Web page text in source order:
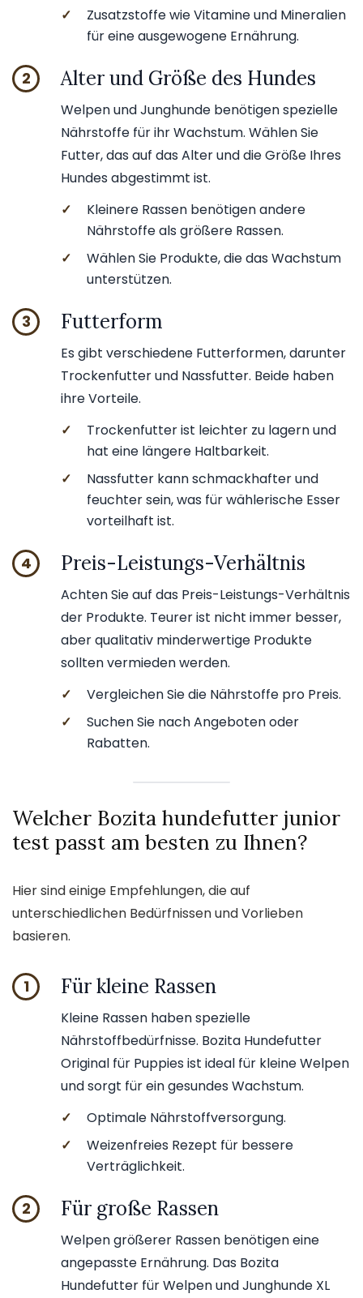
✓
Zusatzstoffe wie Vitamine und Mineralien
für eine ausgewogene Ernährung.
2 Alter und Größe des Hundes
Welpen und Junghunde benötigen spezielle
Nährstoffe für ihr Wachstum. Wählen Sie
Futter, das auf das Alter und die Größe Ihres
Hundes abgestimmt ist.
✓
Kleinere Rassen benötigen andere
Nährstoffe als größere Rassen.
✓
Wählen Sie Produkte, die das Wachstum
unterstützen.
3 Futterform
Es gibt verschiedene Futterformen, darunter
Trockenfutter und Nassfutter. Beide haben
ihre Vorteile.
✓
Trockenfutter ist leichter zu lagern und
hat eine längere Haltbarkeit.
✓
Nassfutter kann schmackhafter und
feuchter sein, was für wählerische Esser
vorteilhaft ist.
4 Preis-Leistungs-Verhältnis
Achten Sie auf das Preis-Leistungs-Verhältnis
der Produkte. Teurer ist nicht immer besser,
aber qualitativ minderwertige Produkte
sollten vermieden werden.
✓
Vergleichen Sie die Nährstoffe pro Preis.
✓
Suchen Sie nach Angeboten oder
Rabatten.
Welcher Bozita hundefutter junior
test passt am besten zu Ihnen?
Hier sind einige Empfehlungen, die auf
unterschiedlichen Bedürfnissen und Vorlieben
basieren.
1 Für kleine Rassen
Kleine Rassen haben spezielle
Nährstoffbedürfnisse. Bozita Hundefutter
Original für Puppies ist ideal für kleine Welpen
und sorgt für ein gesundes Wachstum.
✓
Optimale Nährstoffversorgung.
✓
Weizenfreies Rezept für bessere
Verträglichkeit.
2 Für große Rassen
Welpen größerer Rassen benötigen eine
angepasste Ernährung. Das Bozita
Hundefutter für Welpen und Junghunde XL